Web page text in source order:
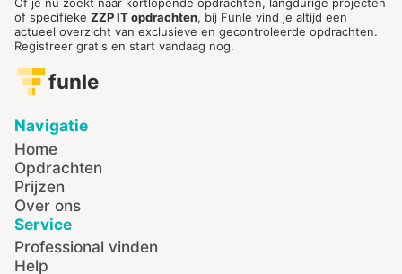
of specifieke ZZP IT opdrachten, bij Funle vind je altijd een
actueel overzicht van exclusieve en gecontroleerde opdrachten.
Registreer gratis en start vandaag nog.
funle
Navigatie
Home
Opdrachten
Prijzen
Over ons
Service
Professional vinden
Help